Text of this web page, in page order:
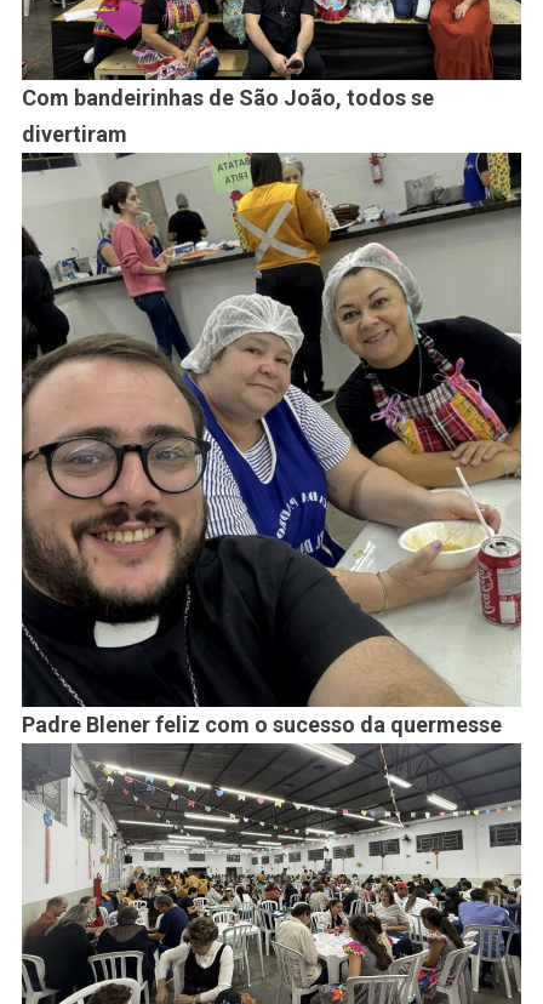
Com bandeirinhas de São João, todos se
divertiram
Padre Blener feliz com o sucesso da quermesse